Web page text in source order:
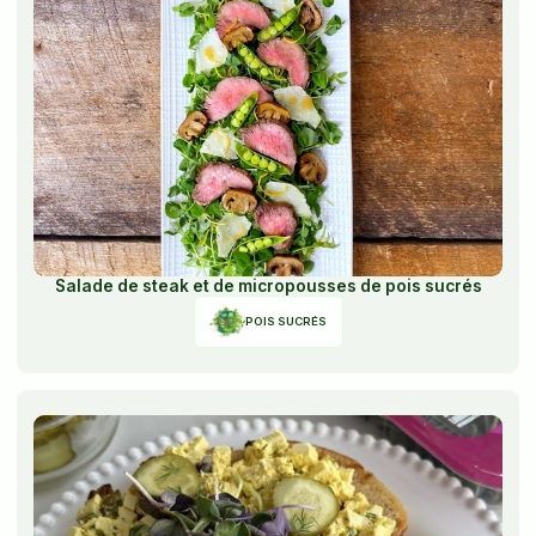
Salade de steak et de micropousses de pois sucrés
POIS SUCRÉS